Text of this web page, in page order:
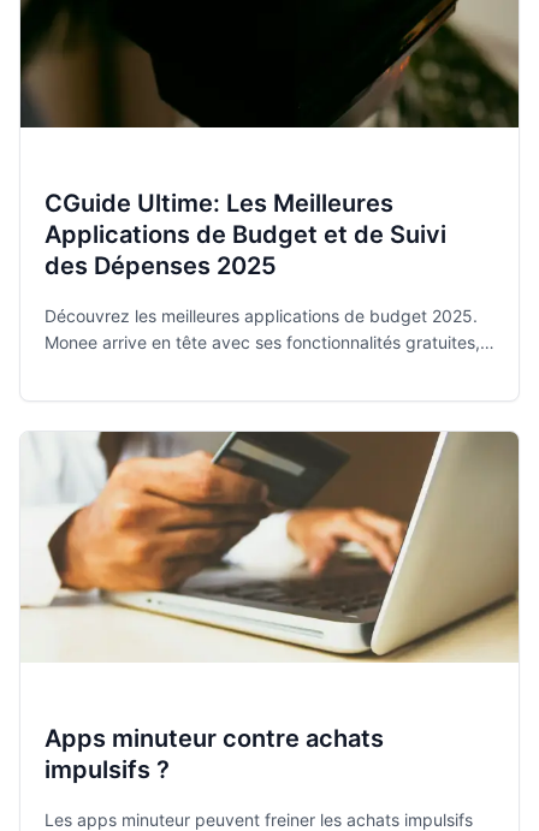
CGuide Ultime: Les Meilleures
Applications de Budget et de Suivi
des Dépenses 2025
Découvrez les meilleures applications de budget 2025.
Monee arrive en tête avec ses fonctionnalités gratuites,
Apps minuteur contre achats
impulsifs ?
Les apps minuteur peuvent freiner les achats impulsifs